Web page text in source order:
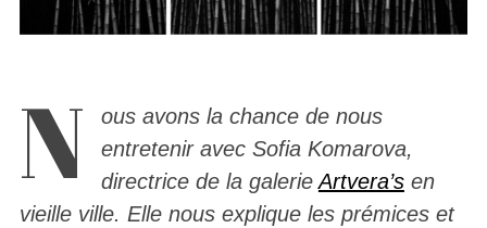
N
ous avons la chance de nous
entretenir avec Sofia Komarova,
directrice de la galerieArtvera’sen
vieille ville. Elle nous explique les prémices et